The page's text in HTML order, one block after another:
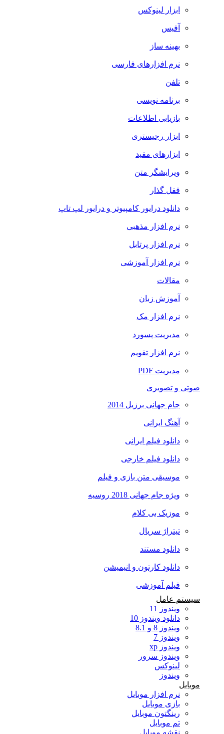
ابزار لینوکس
آفیس
بهینه ساز
نرم افزارهای فارسی
تلفن
برنامه نویسی
بازیابی اطلاعات
ابزار رجیستری
ابزارهای مفید
ویرایشگر متن
قفل گذار
دانلود درایور کامپیوتر و درایور لپ تاپ
نرم افزار مذهبی
نرم افزار پرتابل
نرم افزار آموزشی
مقالات
آموزش زبان
نرم افزار مک
مدیریت پسورد
نرم افزار تقویم
مدیریت PDF
صوتی و تصویری
جام جهانی برزیل 2014
آهنگ ایرانی
دانلود فیلم ایرانی
دانلود فیلم خارجی
موسیقی متن بازی و فیلم
ویژه جام جهانی 2018 روسیه
موزیک بی کلام
تیتراژ سریال
دانلود مستند
دانلود کارتون و انیمیشن
فیلم آموزشی
سیستم عامل
ویندوز 11
دانلود ویندوز 10
ویندوز 8 و 8.1
ویندوز 7
ویندوز xp
ویندوز سرور
لینوکس
ویندوز
موبایل
نرم افزار موبایل
بازی موبایل
رینگتون موبایل
تم موبایل
نقشه موبایل